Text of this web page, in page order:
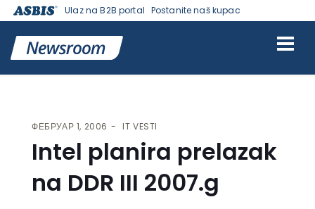
Ulaz na B2B portal Postanite naš kupac
ФЕБРУАР 1, 2006 IT VESTI
Intel planira prelazak
na DDR III 2007.g